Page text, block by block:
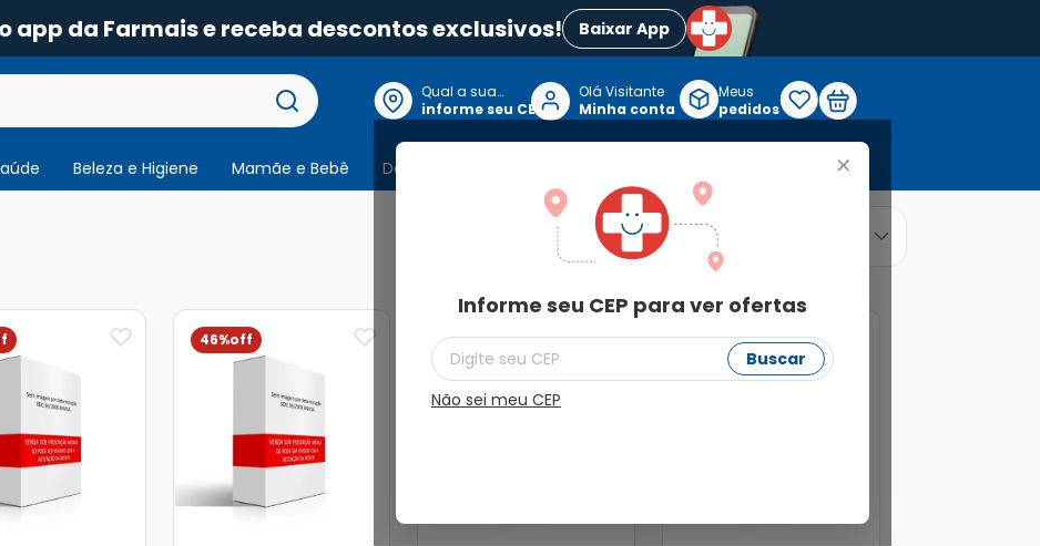
app da Farmais e receba descontos exclusivos! Baixar App
Qual a sua
localização?
informe seu CEP
+
Informe seu CEP para ver ofertas
Buscar
Não sei meu CEP
Olá Visitante
Minha conta
Meus
pedidos
Beleza e Higiene Mamãe e Bebê Dermocosmeticos
ordenar por
46% 24% 16%